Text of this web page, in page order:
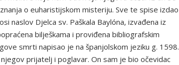
o euharistijskom misteriju. Sve te spise izdao
naslov Djelca sv. Paškala Baylóna, izvađena iz
bilješkama i proviđena bibliografskim
smrti napisao je na španjolskom jeziku g. 1598.
prijatelj i poglavar. On sam je bio očevidac